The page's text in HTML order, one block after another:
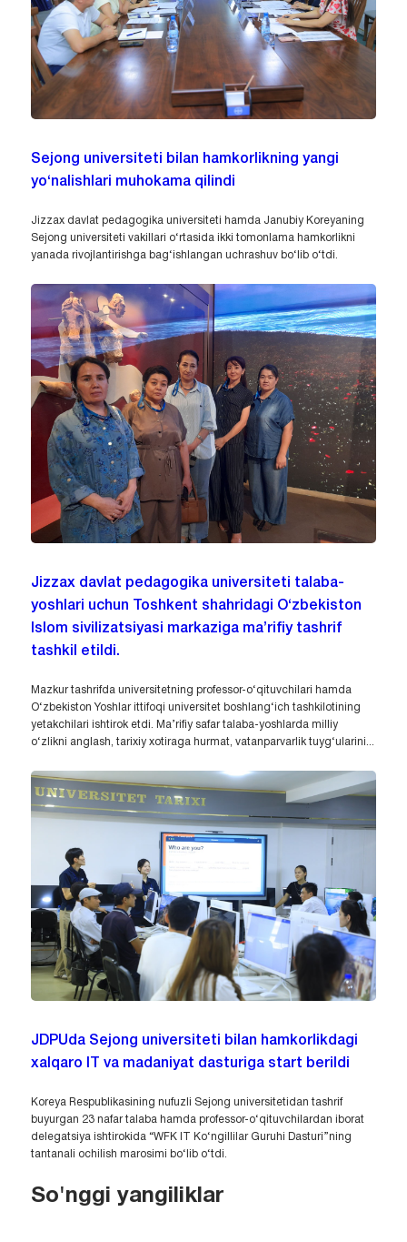
Sejong universiteti bilan hamkorlikning yangi
yo‘nalishlari muhokama qilindi
Jizzax davlat pedagogika universiteti hamda Janubiy Koreyaning
Sejong universiteti vakillari o‘rtasida ikki tomonlama hamkorlikni
yanada rivojlantirishga bag‘ishlangan uchrashuv bo‘lib o‘tdi.
Jizzax davlat pedagogika universiteti talaba-
yoshlari uchun Toshkent shahridagi O‘zbekiston
Islom sivilizatsiyasi markaziga ma’rifiy tashrif
tashkil etildi.
Mazkur tashrifda universitetning professor-o‘qituvchilari hamda
O‘zbekiston Yoshlar ittifoqi universitet boshlang‘ich tashkilotining
yetakchilari ishtirok etdi. Ma’rifiy safar talaba-yoshlarda milliy
o‘zlikni anglash, tarixiy xotiraga hurmat, vatanparvarlik tuyg‘ularini...
JDPUda Sejong universiteti bilan hamkorlikdagi
xalqaro IT va madaniyat dasturiga start berildi
Koreya Respublikasining nufuzli Sejong universitetidan tashrif
buyurgan 23 nafar talaba hamda professor-o‘qituvchilardan iborat
delegatsiya ishtirokida “WFK IT Ko‘ngillilar Guruhi Dasturi”ning
tantanali ochilish marosimi bo‘lib o‘tdi.
So'nggi yangiliklar